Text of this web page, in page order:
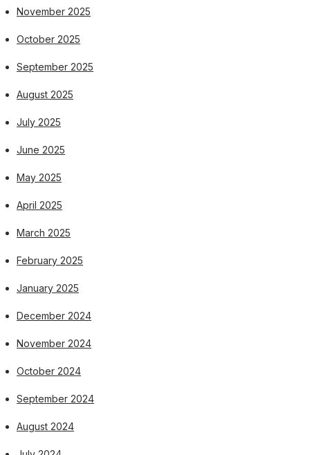
November 2025
October 2025
September 2025
August 2025
July 2025
June 2025
May 2025
April 2025
March 2025
February 2025
January 2025
December 2024
November 2024
October 2024
September 2024
August 2024